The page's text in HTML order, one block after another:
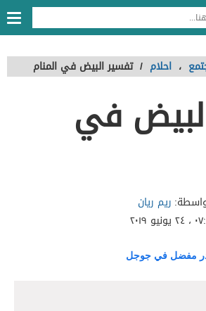
، احلام / تفسير البيض في المنام
في
ريم ريان
٢٠١٩
مفضل في جوجل